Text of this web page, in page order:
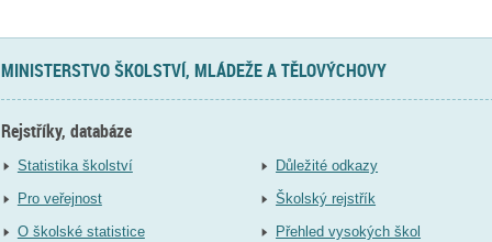
MINISTERSTVO ŠKOLSTVÍ, MLÁDEŽE A TĚLOVÝCHOVY
Rejstříky, databáze
Statistika školství
Pro veřejnost
O školské statistice
Důležité odkazy
Školský rejstřík
Přehled vysokých škol